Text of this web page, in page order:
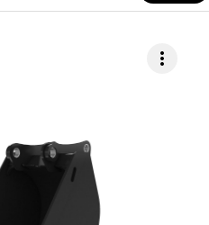
more_vert